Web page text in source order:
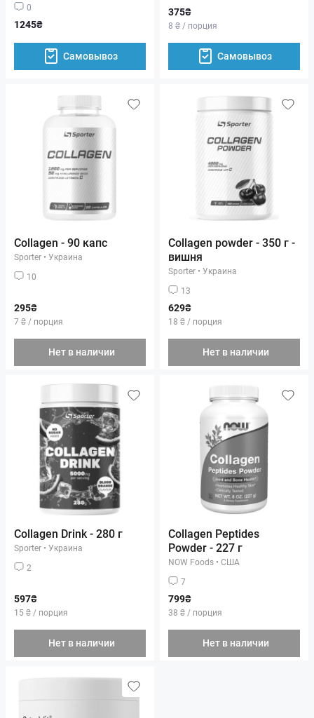
0
1245₴
Самовывоз
375₴
8 ₴ / порция
Самовывоз
Collagen - 90 капс
Sporter • Украина
10
295₴
7 ₴ / порция
Нет в наличии
Collagen powder - 350 г -
вишня
Sporter • Украина
13
629₴
18 ₴ / порция
Нет в наличии
Collagen Drink - 280 г
Sporter • Украина
2
597₴
15 ₴ / порция
Нет в наличии
Collagen Peptides
Powder - 227 г
NOW Foods • США
7
799₴
38 ₴ / порция
Нет в наличии